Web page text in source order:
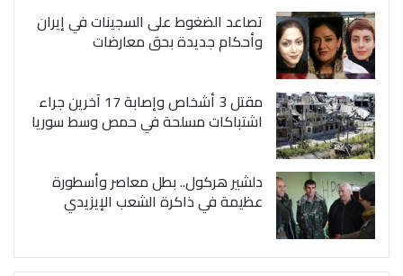
تصاعد الضغوط على السجينات في إيران
وأحكام جديدة بحق معارضات
مقتل 3 أشخاص وإصابة 17 آخرين جراء
اشتباكات مسلحة في حمص وسط سوريا
دلشير هركول.. بطل معاصر وأسطورة
عظيمة في ذاكرة الشعب الإيزيدي